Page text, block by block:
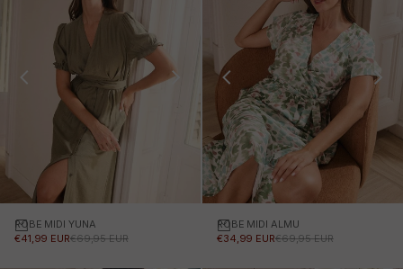
Choisissez des options
ROBE MIDI YUNA
PRIX PROMOTIONNEL
€41,99 EURPRIX NORMAL
€69,95 EUR
Choisissez des options
ROBE MIDI ALMU
PRIX PROMOTIONNEL
€34,99 EURPRIX NORMAL
€69,95 EUR